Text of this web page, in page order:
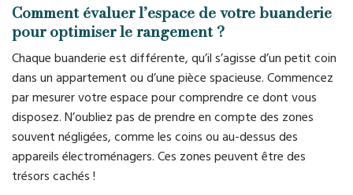
Comment évaluer l’espace de votre buanderie
pour optimiser le rangement ?
Chaque buanderie est différente, qu’il s’agisse d’un petit coin
dans un appartement ou d’une pièce spacieuse. Commencez
par mesurer votre espace pour comprendre ce dont vous
disposez. N’oubliez pas de prendre en compte des zones
souvent négligées, comme les coins ou au-dessus des
appareils électroménagers. Ces zones peuvent être des
trésors cachés !